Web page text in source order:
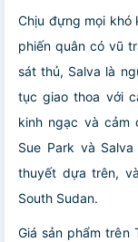
Chịu đựng mọi khó
phiến quân có vũ
sát thủ, Salva là
tục giao thoa với
kinh ngạc và cảm
Sue Park và
thuyết dựa trên,
South Sudan.
Giá sản phẩm trên